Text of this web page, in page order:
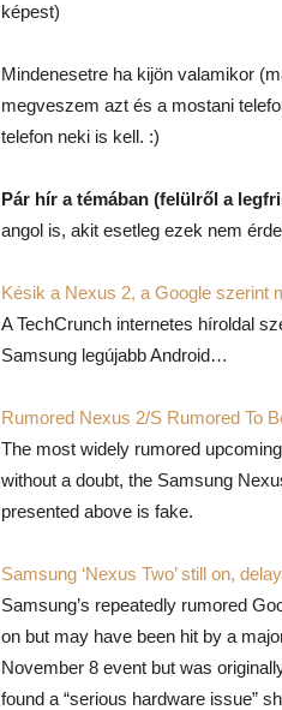
képest)
Mindenesetre ha kijön valamikor
megveszem azt és a mostani
telefon neki is kell. :)
Pár hír a témában (felülről a
angol is, akit esetleg ezek nem
Késik a Nexus 2, a Google szerint
A TechCrunch internetes híroldal
Samsung legújabb Android…
Rumored Nexus 2/S Rumored To
The most widely rumored
without a doubt, the Samsung
presented above is fake.
Samsung ‘Nexus Two’ still on,
Samsung’s repeatedly rumored
on but may have been hit by a
November 8 event but was
found a “serious hardware issue”